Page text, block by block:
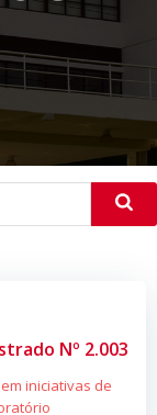
Nº 2.003
iniciativas de